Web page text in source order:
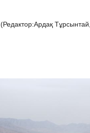
(Редактор:Ардақ